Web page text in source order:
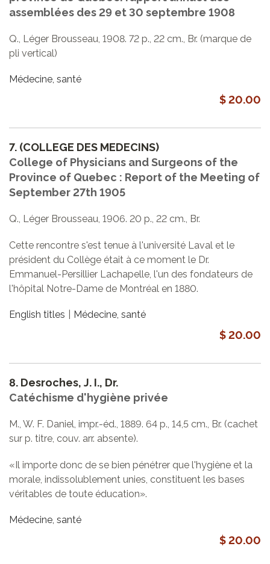
assemblées des 29 et 30 septembre 1908
Q., Léger Brousseau, 1908. 72 p., 22 cm., Br. (marque de
pli vertical)
Médecine, santé
$ 20.00
7. (COLLEGE DES MEDECINS)
College of Physicians and Surgeons of the
Province of Quebec : Report of the Meeting of
September 27th 1905
Q., Léger Brousseau, 1906. 20 p., 22 cm., Br.
Cette rencontre s'est tenue à l'université Laval et le
président du Collège était à ce moment le Dr.
Emmanuel-Persillier Lachapelle, l'un des fondateurs de
l'hôpital Notre-Dame de Montréal en 1880.
English titles Médecine, santé
$ 20.00
8. Desroches, J. I., Dr.
Catéchisme d'hygiène privée
M., W. F. Daniel, impr.-éd., 1889. 64 p., 14,5 cm., Br. (cachet
sur p. titre, couv. arr. absente).
«Il importe donc de se bien pénétrer que l'hygiène et la
morale, indissolublement unies, constituent les bases
véritables de toute éducation».
Médecine, santé
$ 20.00